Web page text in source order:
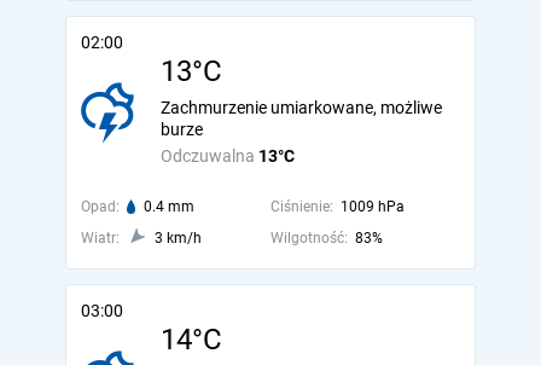
02:00
13°C
Odczuwalna 13°C
Zachmurzenie umiarkowane, możliwe
burze
Opad: 0.4 mm Ciśnienie: 1009 hPa
Wiatr:
3 km/h Wilgotność: 83%
03:00
14°C